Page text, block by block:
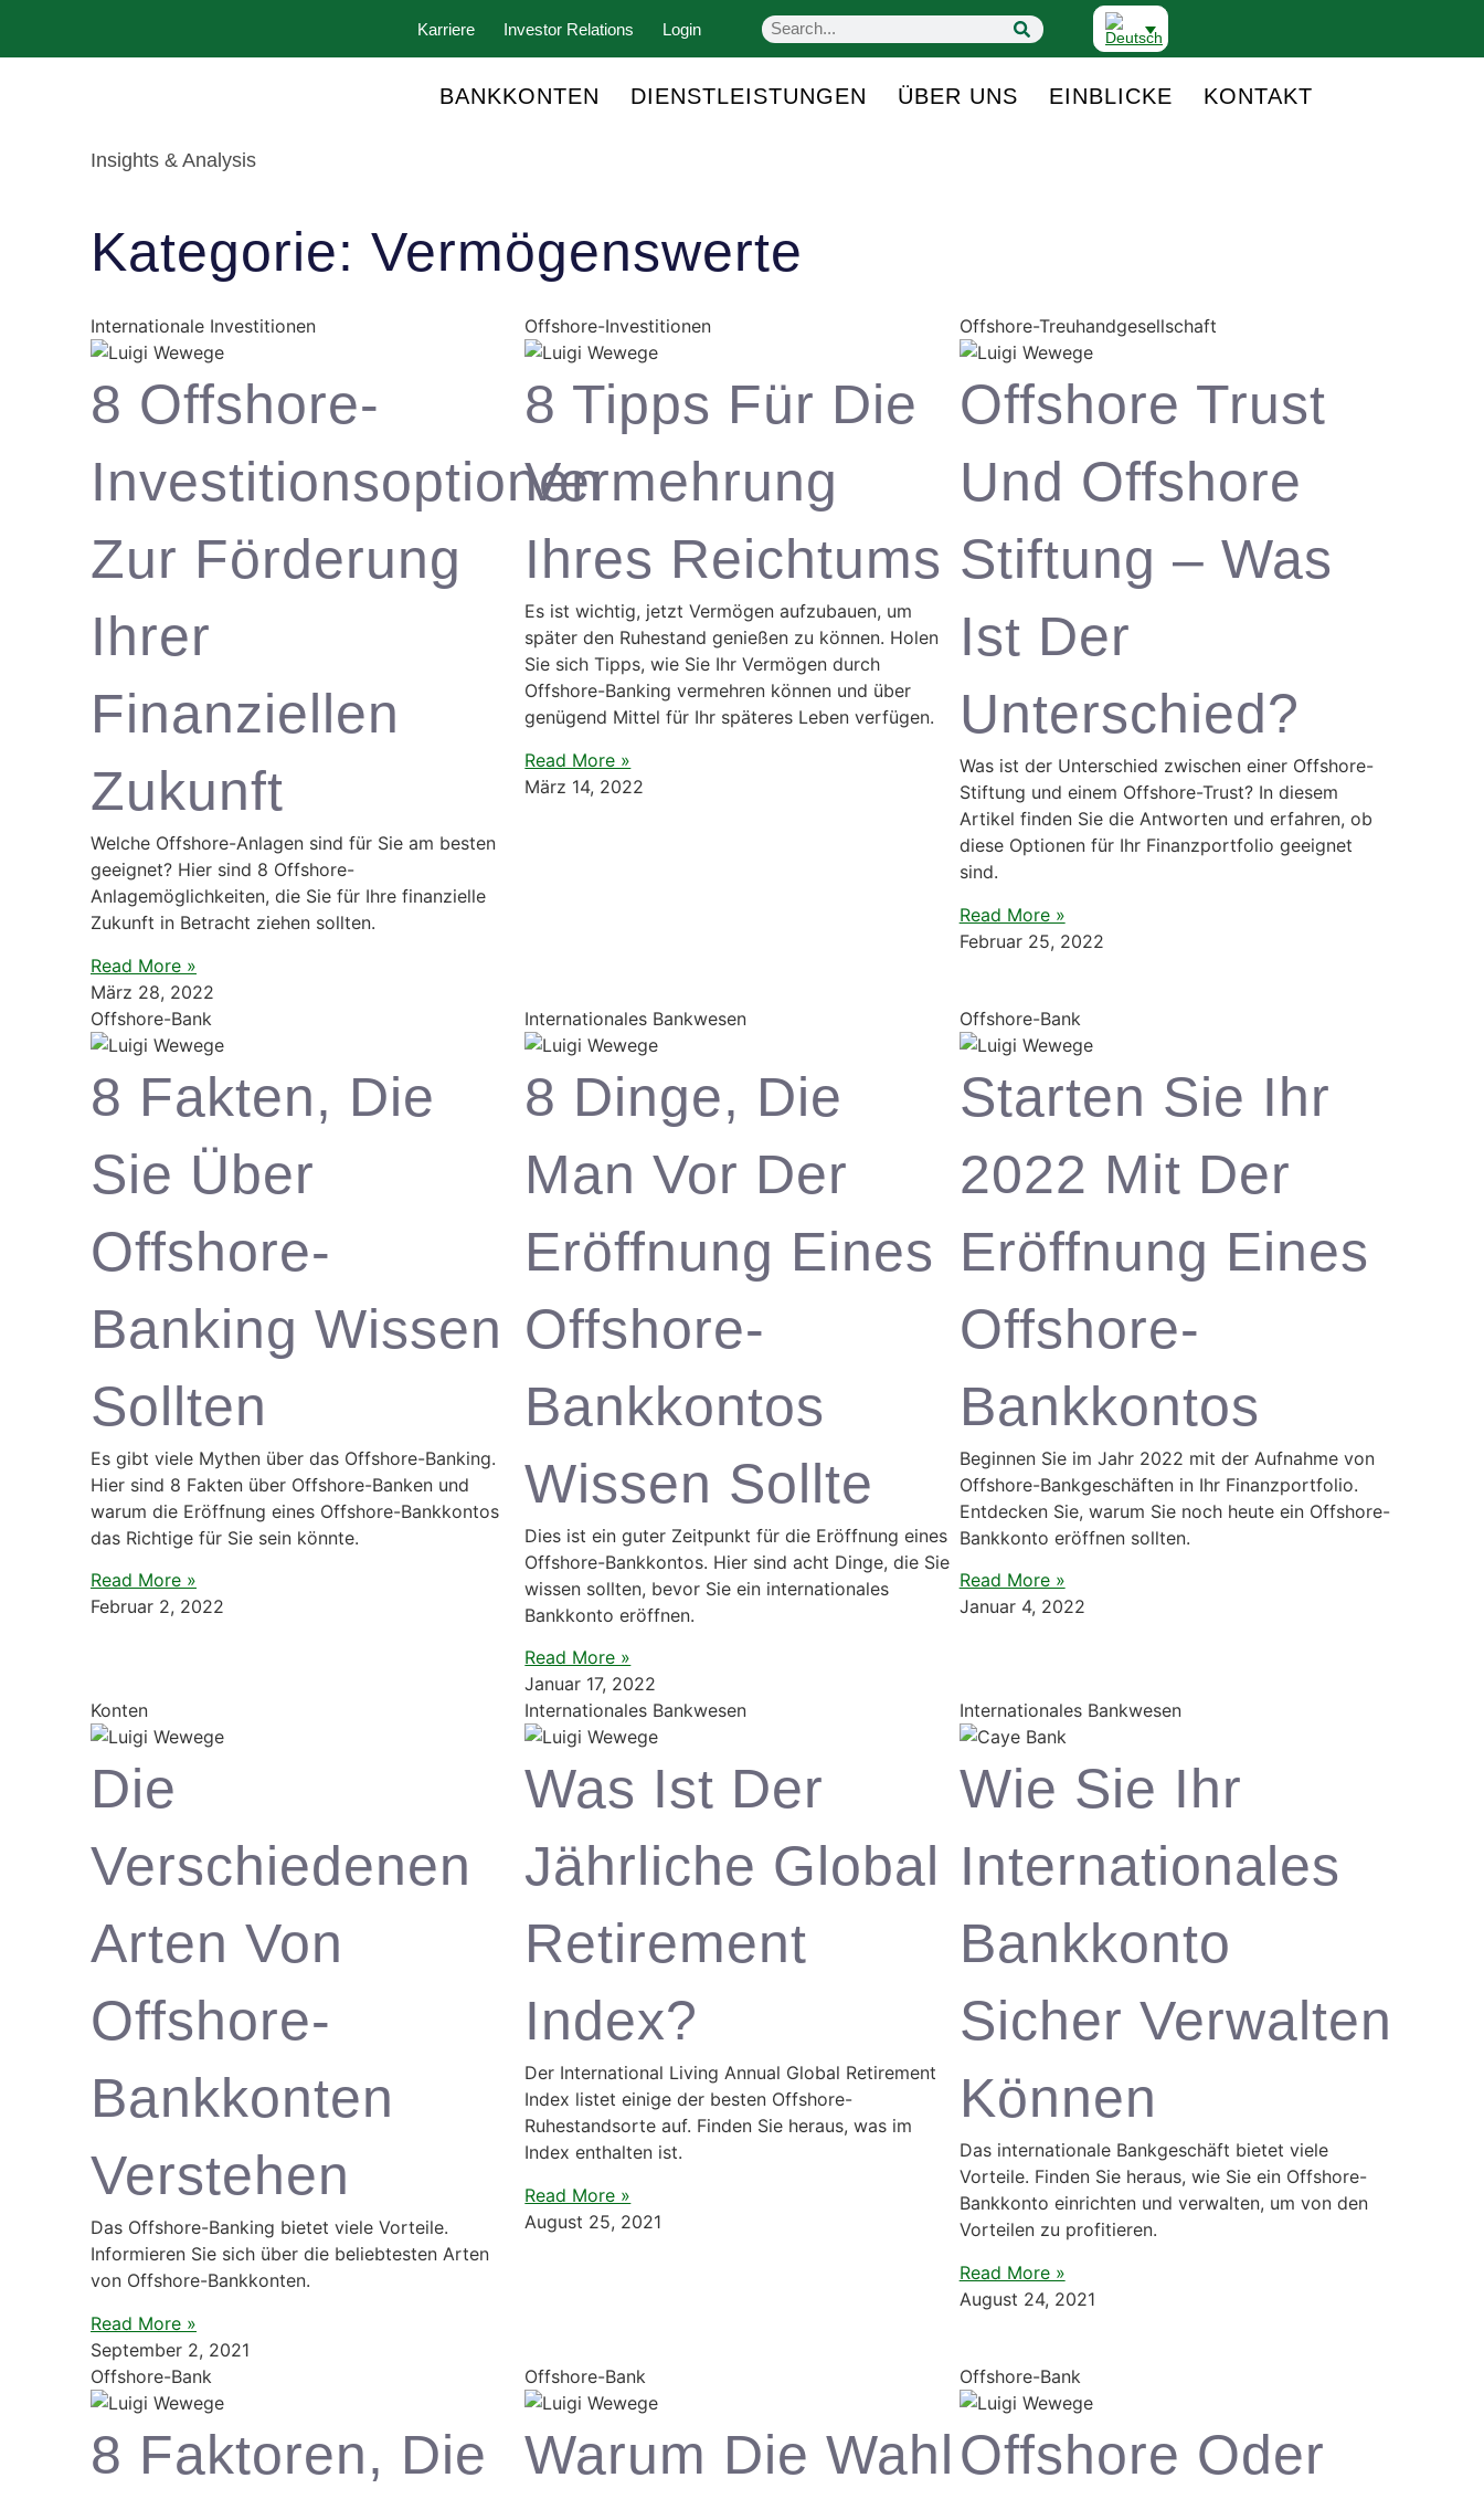
Karriere Investor Relations Login
BANKKONTEN DIENSTLEISTUNGEN ÜBER UNS EINBLICKE KONTAKT
Insights & Analysis
Kategorie: Vermögenswerte
Internationale Investitionen
8 Offshore-
Investitionsoptionen
Zur Förderung
Ihrer
Finanziellen
Zukunft
Welche Offshore-Anlagen sind für Sie am besten
geeignet? Hier sind 8 Offshore-
Anlagemöglichkeiten, die Sie für Ihre finanzielle
Zukunft in Betracht ziehen sollten.
Read More »
März 28, 2022
Offshore-Investitionen
8 Tipps Für Die
Vermehrung
Ihres Reichtums
Es ist wichtig, jetzt Vermögen aufzubauen, um
später den Ruhestand genießen zu können. Holen
Sie sich Tipps, wie Sie Ihr Vermögen durch
Offshore-Banking vermehren können und über
genügend Mittel für Ihr späteres Leben verfügen.
Read More »
März 14, 2022
Offshore-Treuhandgesellschaft
Offshore Trust
Und Offshore
Stiftung – Was
Ist Der
Unterschied?
Was ist der Unterschied zwischen einer Offshore-
Stiftung und einem Offshore-Trust? In diesem
Artikel finden Sie die Antworten und erfahren, ob
diese Optionen für Ihr Finanzportfolio geeignet
sind.
Read More »
Februar 25, 2022
Offshore-Bank
8 Fakten, Die
Sie Über
Offshore-
Banking Wissen
Sollten
Es gibt viele Mythen über das Offshore-Banking.
Hier sind 8 Fakten über Offshore-Banken und
warum die Eröffnung eines Offshore-Bankkontos
das Richtige für Sie sein könnte.
Read More »
Februar 2, 2022
Internationales Bankwesen
8 Dinge, Die
Man Vor Der
Eröffnung Eines
Offshore-
Bankkontos
Wissen Sollte
Dies ist ein guter Zeitpunkt für die Eröffnung eines
Offshore-Bankkontos. Hier sind acht Dinge, die Sie
wissen sollten, bevor Sie ein internationales
Bankkonto eröffnen.
Read More »
Januar 17, 2022
Offshore-Bank
Starten Sie Ihr
2022 Mit Der
Eröffnung Eines
Offshore-
Bankkontos
Beginnen Sie im Jahr 2022 mit der Aufnahme von
Offshore-Bankgeschäften in Ihr Finanzportfolio.
Entdecken Sie, warum Sie noch heute ein Offshore-
Bankkonto eröffnen sollten.
Read More »
Januar 4, 2022
Konten
Die
Verschiedenen
Arten Von
Offshore-
Bankkonten
Verstehen
Das Offshore-Banking bietet viele Vorteile.
Informieren Sie sich über die beliebtesten Arten
von Offshore-Bankkonten.
Read More »
September 2, 2021
Internationales Bankwesen
Was Ist Der
Jährliche Global
Retirement
Index?
Der International Living Annual Global Retirement
Index listet einige der besten Offshore-
Ruhestandsorte auf. Finden Sie heraus, was im
Index enthalten ist.
Read More »
August 25, 2021
Internationales Bankwesen
Wie Sie Ihr
Internationales
Bankkonto
Sicher Verwalten
Können
Das internationale Bankgeschäft bietet viele
Vorteile. Finden Sie heraus, wie Sie ein Offshore-
Bankkonto einrichten und verwalten, um von den
Vorteilen zu profitieren.
Read More »
August 24, 2021
Offshore-Bank
8 Faktoren, Die
Offshore-Bank
Warum Die Wahl
Offshore-Bank
Offshore Oder